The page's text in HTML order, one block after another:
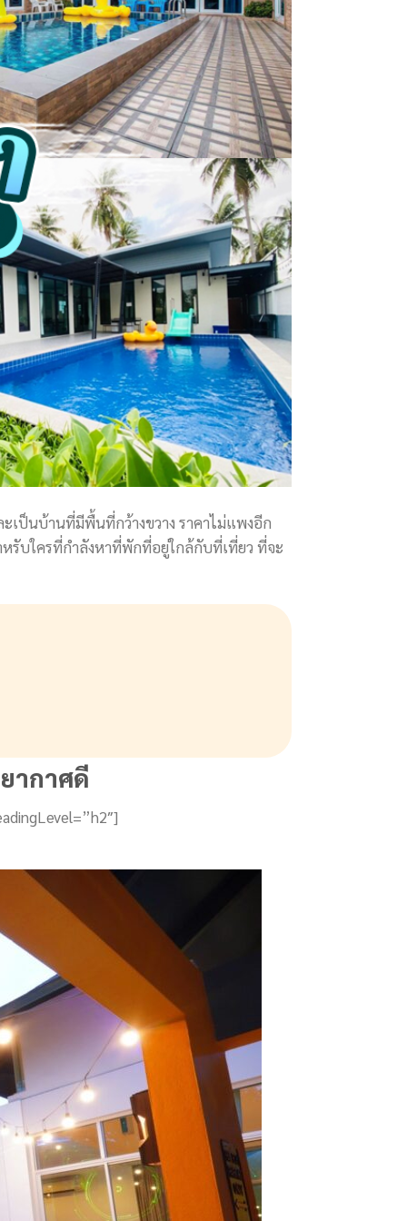
เป็นบ้านที่มีพื้นที่กว้างขวาง ราคาไม่แพงอีก
รับใครที่กำลังหาที่พักที่อยู่ใกล้กับที่เที่ยว ที่จะ
ากาศดี